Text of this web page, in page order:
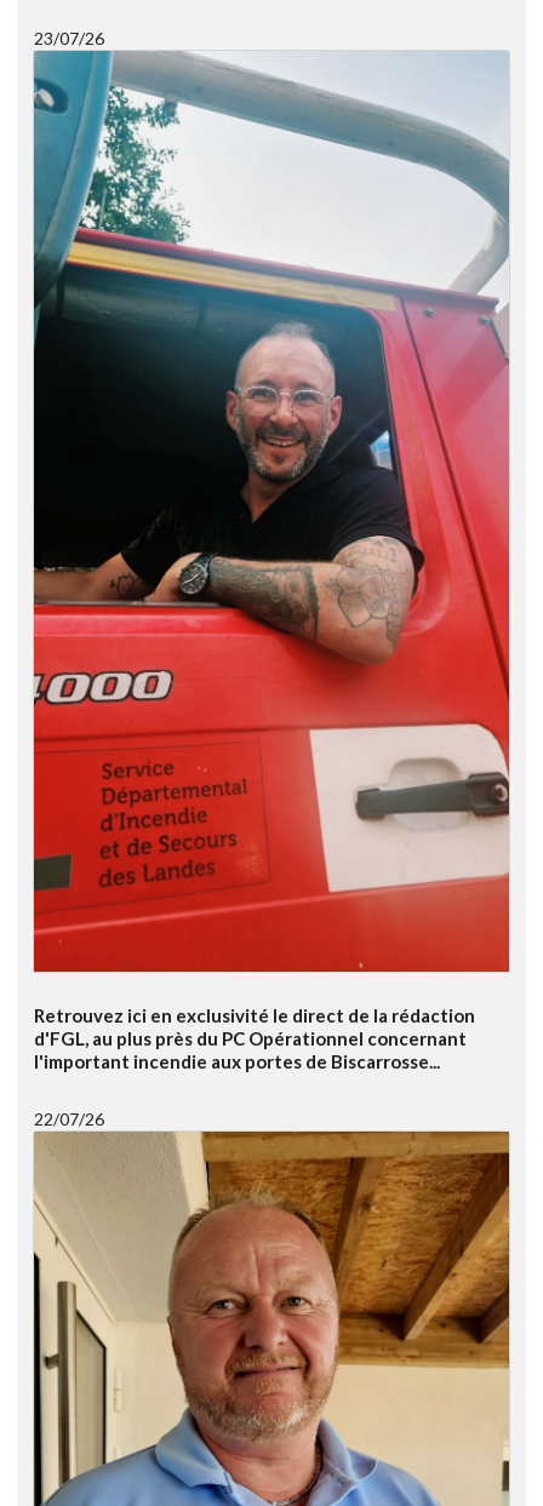
23/07/26
Retrouvez ici en exclusivité le direct de la rédaction
d'FGL, au plus près du PC Opérationnel concernant
l'important incendie aux portes de Biscarrosse...
22/07/26